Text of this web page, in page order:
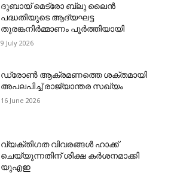
ദുബായ് മെട്രോ ബ്ലു ലൈന്‍
പദ്ധതിയുടെ ആദ്യഘട്ട
തുരങ്കനിര്‍മ്മാണം പൂര്‍ത്തിയായി
9 July 2026
ഡ്രോണ്‍ ആക്രമണത്തെ ശക്തമായി
അപലപിച്ച് രാജ്യാന്തര സഖ്യം
16 June 2026
വ്യക്തിഗത വിവരങ്ങള്‍ ഹാക്ക്
ചെയ്യുന്നതിന് ശിക്ഷ കര്‍ശനമാക്കി
യുഎഇ